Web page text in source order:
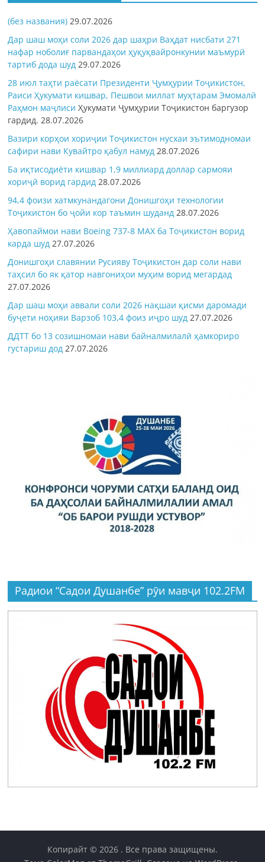
(без названия) 29.07.2026
Дар шаш моҳи соли 2026 дар шаҳри Ваҳдат нисбати 271
нафар ноболиғ парвандаҳои ҳуқуқвайронкунии маъмурӣ
тартиб дода шуд 29.07.2026
28 июл таҳти раёсати Президенти Ҷумҳурии Тоҷикистон,
Раиси Ҳукумати кишвар, Пешвои миллат муҳтарам Эмомалӣ
Раҳмон маҷлисиҲукумати Ҷумҳурии Тоҷикистон баргузор
гардид.28.07.2026
Вазири корҳои хориҷии Тоҷикистон нусхаи эътимодномаи
сафири нави Кувайтро қабул намуд 28.07.2026
Ба иқтисодиёти кишвар 1,9 миллиард доллар сармояи
хориҷӣ ворид гардид 28.07.2026
94,4 фоизи хатмкунандагони Донишгоҳи технологии
Тоҷикистон бо ҷойи кор таъмин шуданд 28.07.2026
Ҳавопаймои нави Boeing 737-8 MAX ба Тоҷикистон ворид
карда шуд 27.07.2026
Донишгоҳи славянии Русияву Тоҷикистон дар соли нави
таҳсил бо як қатор навгониҳои муҳим ворид мегардад
27.07.2026
Дар шаш моҳи аввали соли 2026 нақшаи қисми даромади
буҷети ноҳияи Варзоб 103,4 фоиз иҷро шуд 27.07.2026
ДДТТ бо 13 созишномаи нави байналмилалӣ ҳамкориро
густариш дод 27.07.2026
Радиои “Садои Душанбе” рӯи мавҷи 102.2FM
Копирайт © 2026 . Все права защищены.